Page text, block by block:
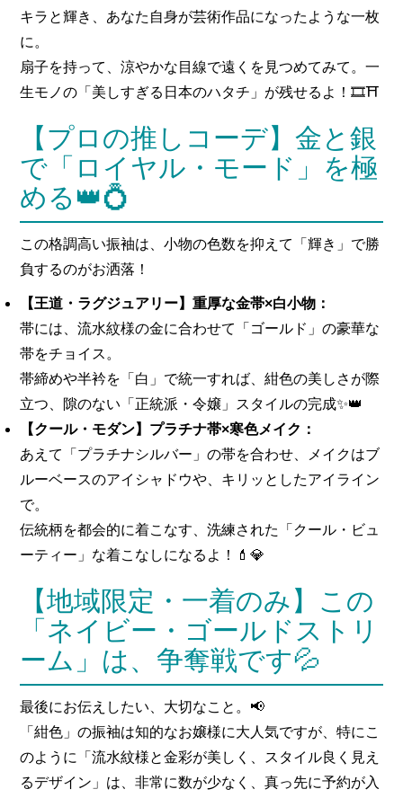
キラと輝き、あなた自身が芸術作品になったような一枚
に。
扇子を持って、涼やかな目線で遠くを見つめてみて。一
生モノの「美しすぎる日本のハタチ」が残せるよ！🎞️⛩️
【プロの推しコーデ】金と銀
で「ロイヤル・モード」を極
める👑💍
この格調高い振袖は、小物の色数を抑えて「輝き」で勝
負するのがお洒落！
【王道・ラグジュアリー】重厚な金帯×白小物：
帯には、流水紋様の金に合わせて「ゴールド」の豪華な
帯をチョイス。
帯締めや半衿を「白」で統一すれば、紺色の美しさが際
立つ、隙のない「正統派・令嬢」スタイルの完成✨👑
【クール・モダン】プラチナ帯×寒色メイク：
あえて「プラチナシルバー」の帯を合わせ、メイクはブ
ルーベースのアイシャドウや、キリッとしたアイライン
で。
伝統柄を都会的に着こなす、洗練された「クール・ビュ
ーティー」な着こなしになるよ！💄💎
【地域限定・一着のみ】この
「ネイビー・ゴールドストリ
ーム」は、争奪戦です💦
最後にお伝えしたい、大切なこと。📢
「紺色」の振袖は知的なお嬢様に大人気ですが、特にこ
のように「流水紋様と金彩が美しく、スタイル良く見え
るデザイン」は、非常に数が少なく、真っ先に予約が入